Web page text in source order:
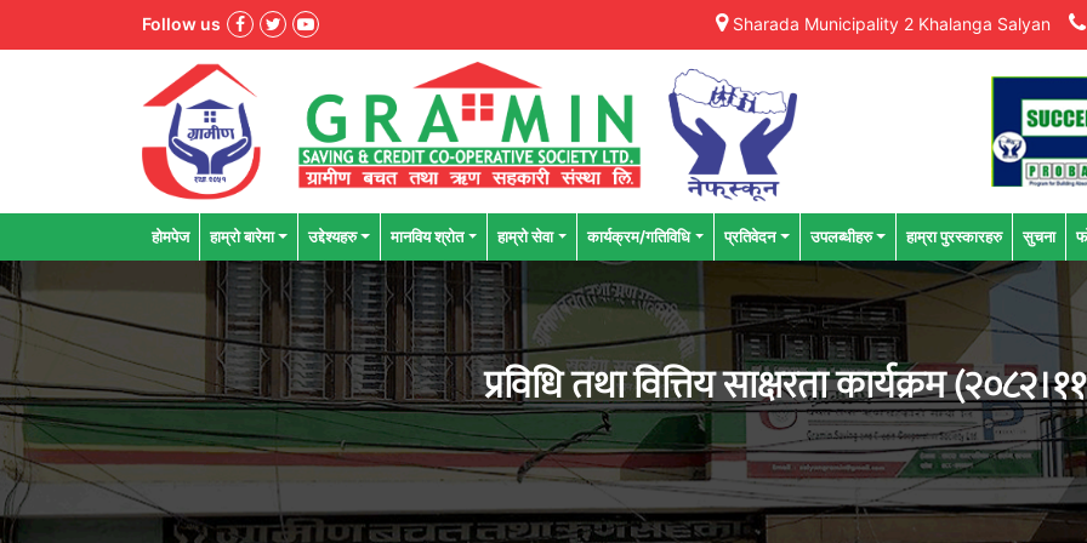
Follow us Sharada Municipality 2 Khalanga Salyan
होमपेज हाम्रो बारेमा उद्देश्यहरु मानविय श्राेत हाम्रो सेवा कार्यक्रम/गतिविधि प्रतिवेदन उपलब्धीहरु हाम्रा पुरस्कारहरु सुचना
प्रविधि तथा वित्तिय साक्षरता कार्यक्रम